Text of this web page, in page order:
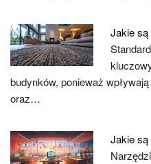
Jakie
budynków, ponieważ
oraz…
Jakie